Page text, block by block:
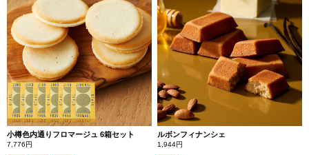
小樽色内通りフロマージュ 6箱セット
7,776円
ルボンフィナンシェ
1,944円